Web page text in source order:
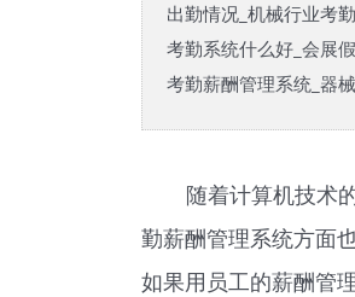
出勤情况_机械行业考
考勤系统什么好_会展
考勤薪酬管理系统_器
随着计算机技术
勤薪酬管理系统方面
如果用员工的薪酬管